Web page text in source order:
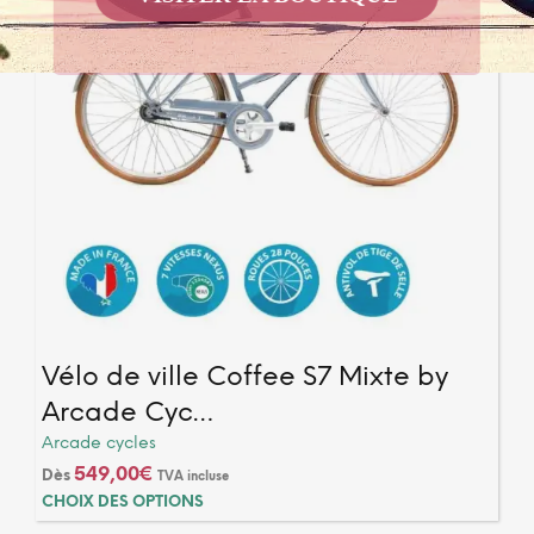
page
du
Vélo de ville Coffee S7 Mixte by
Arcade Cyc…
Arcade cycles
Dès 549,00€ TVA incluse
CHOIX DES OPTIONS